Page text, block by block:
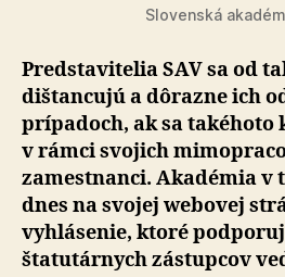
Slovenská
Predstavitelia SAV sa od
dištancujú a dôrazne ich
prípadoch, ak sa takéhoto
v rámci svojich
zamestnanci. Akadémia v
dnes na svojej webovej
vyhlásenie, ktoré
štatutárnych zástupcov